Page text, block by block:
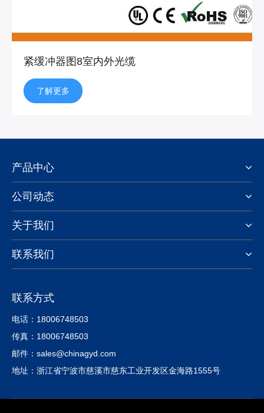
紧缓冲器图8室内外光缆
了解更多
产品中心
公司动态
关于我们
联系我们
联系方式
电话：18006748503
传真：18006748503
邮件：sales@chinagyd.com
地址：浙江省宁波市慈溪市慈东工业开发区金海路1555号